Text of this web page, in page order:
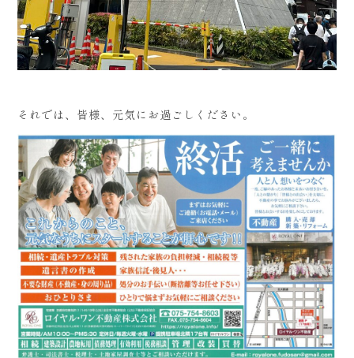
それでは、皆様、元気にお過ごしください。